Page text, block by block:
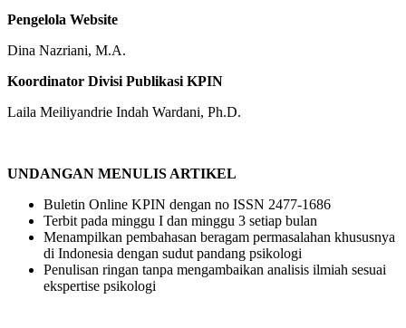
Pengelola Website
Dina Nazriani, M.A.
Koordinator Divisi Publikasi KPIN
Laila Meiliyandrie Indah Wardani, Ph.D.
UNDANGAN MENULIS ARTIKEL
Buletin Online KPIN dengan no ISSN 2477-1686
Terbit pada minggu I dan minggu 3 setiap bulan
Menampilkan pembahasan beragam permasalahan khususnya
di Indonesia dengan sudut pandang psikologi
Penulisan ringan tanpa mengambaikan analisis ilmiah sesuai
ekspertise psikologi